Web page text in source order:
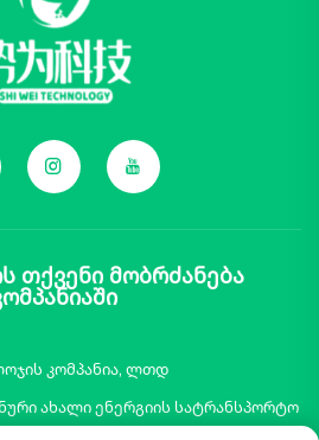
თქვენი მობრძანება
კომპანია, ლთდ
ახალი ენერგიის სატრანსპორტო